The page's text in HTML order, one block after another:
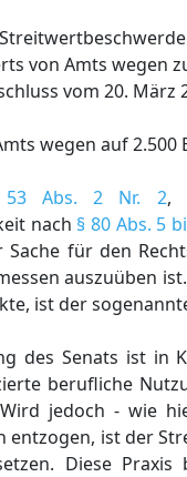
von Amts wegen
vom 20. März
wegen auf 2.500
Abs. 2 Nr. 2,
nach § 80 Abs. 5
für den
auszuüben
ist der
des Senats ist in
berufliche
jedoch - wie
entzogen, ist der
Diese